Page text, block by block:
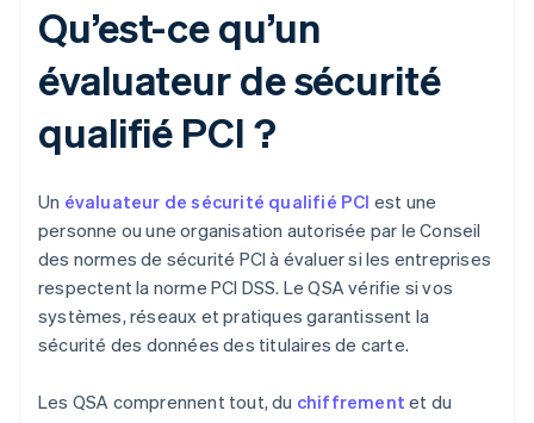
Qu’est-ce qu’un
évaluateur de sécurité
qualifié PCI ?
Un évaluateur de sécurité qualifié PCI est une
personne ou une organisation autorisée par le Conseil
des normes de sécurité PCI à évaluer si les entreprises
respectent la norme PCI DSS. Le QSA vérifie si vos
systèmes, réseaux et pratiques garantissent la
sécurité des données des titulaires de carte.
Les QSA comprennent tout, du chiffrement et du